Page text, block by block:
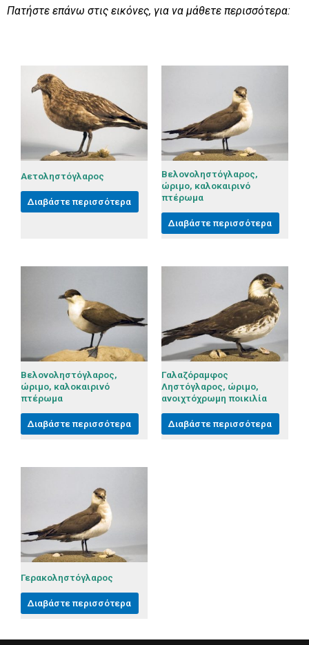
Πατήστε επάνω στις εικόνες, για να μάθετε περισσότερα:
Αετοληστόγλαρος
Διαβάστε περισσότερα
Βελονοληστόγλαρος,
ώριμο, καλοκαιρινό
πτέρωμα
Διαβάστε περισσότερα
Βελονοληστόγλαρος,
ώριμο, καλοκαιρινό
πτέρωμα
Διαβάστε περισσότερα
Γαλαζόραμφος
Ληστόγλαρος, ώριμο,
ανοιχτόχρωμη ποικιλία
Διαβάστε περισσότερα
Γερακοληστόγλαρος
Διαβάστε περισσότερα